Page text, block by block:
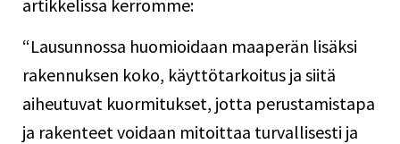
artikkelissa kerromme:
“Lausunnossa huomioidaan maaperän lisäksi
rakennuksen koko, käyttötarkoitus ja siitä
aiheutuvat kuormitukset, jotta perustamistapa
ja rakenteet voidaan mitoittaa turvallisesti ja